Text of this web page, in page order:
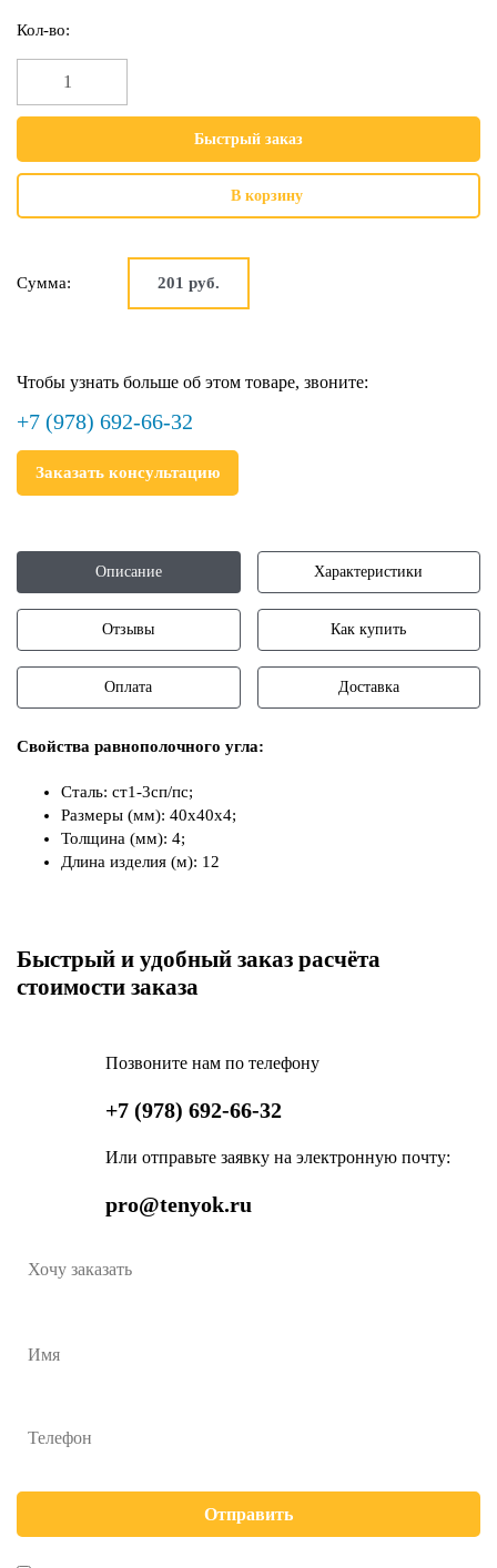
Кол-во:
Быстрый заказ
В корзину
Сумма: 201 руб.
Чтобы узнать больше об этом товаре, звоните:
+7 (978) 692-66-32
Заказать консультацию
Описание Характеристики
Отзывы Как купить
Оплата Доставка
Свойства равнополочного угла:
Сталь: ст1-3сп/пс;
Размеры (мм): 40х40х4;
Толщина (мм): 4;
Длина изделия (м): 12
Быстрый и удобный заказ расчёта
стоимости заказа
Позвоните нам по телефону
+7 (978) 692-66-32
Или отправьте заявку на электронную почту:
pro@tenyok.ru